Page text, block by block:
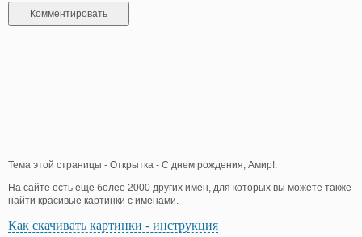
Тема этой страницы - Открытка - С днем рождения, Амир!.
На сайте есть еще более 2000 других имен, для которых вы можете также
найти красивые картинки с именами.
Как скачивать картинки - инструкция